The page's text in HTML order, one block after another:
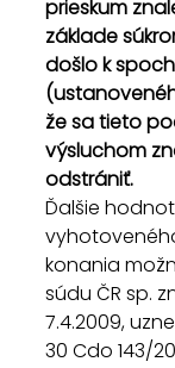
prieskum
základe
došlo k
že sa tieto
výsluchom
odstrániť.
Ďalšie
konania
súdu ČR sp.
7.4.2009,
30 Cdo 143/